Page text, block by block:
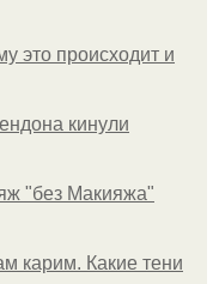
это происходит и
кинули
"без Макияжа"
карим. Какие тени